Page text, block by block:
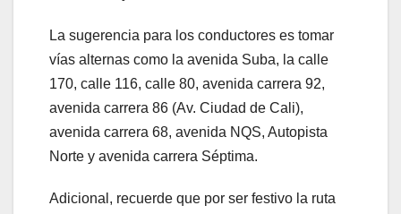
La sugerencia para los conductores es tomar
vías alternas como la avenida Suba, la calle
170, calle 116, calle 80, avenida carrera 92,
avenida carrera 86 (Av. Ciudad de Cali),
avenida carrera 68, avenida NQS, Autopista
Norte y avenida carrera Séptima.
Adicional, recuerde que por ser festivo la ruta